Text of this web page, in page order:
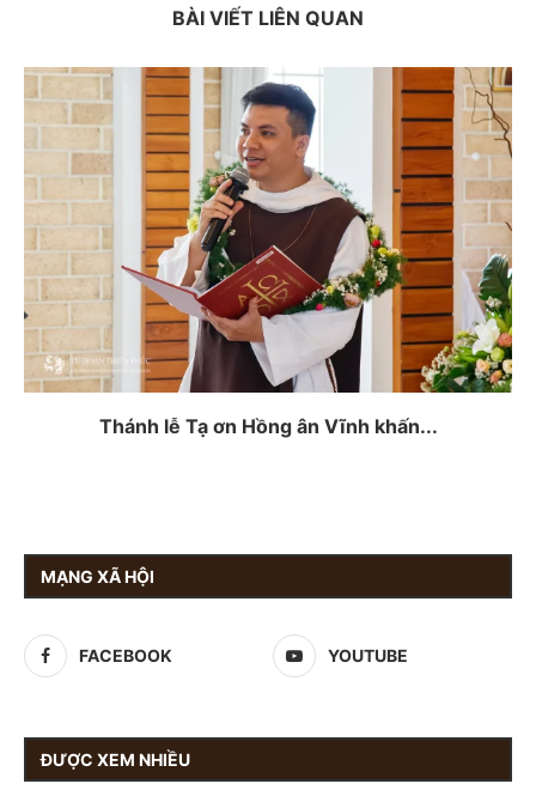
BÀI VIẾT LIÊN QUAN
Thánh lễ Tạ ơn Hồng ân Vĩnh khấn...
MẠNG XÃ HỘI
FACEBOOK YOUTUBE
ĐƯỢC XEM NHIỀU